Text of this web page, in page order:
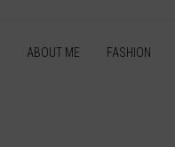
ABOUT ME FASHION